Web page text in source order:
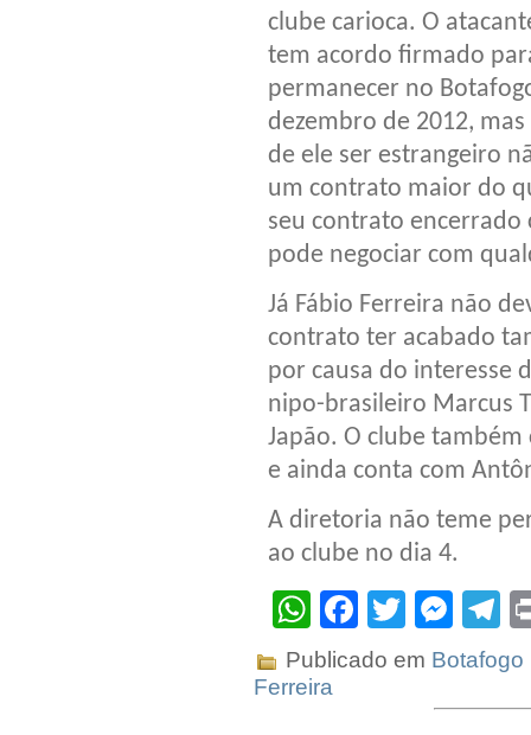
clube carioca. O
tem acordo firmado
permanecer no
dezembro de 2012,
de ele ser estrangeiro
um contrato maior do
seu contrato encerrado
pode negociar com
Já Fábio Ferreira não
contrato ter acabado
por causa do interesse
nipo-brasileiro Marcus
Japão. O clube
e ainda conta com
A diretoria não teme
ao clube no dia 4.
WhatsApp
Facebook
Twitter
Publicado em Botafogo
Ferreira